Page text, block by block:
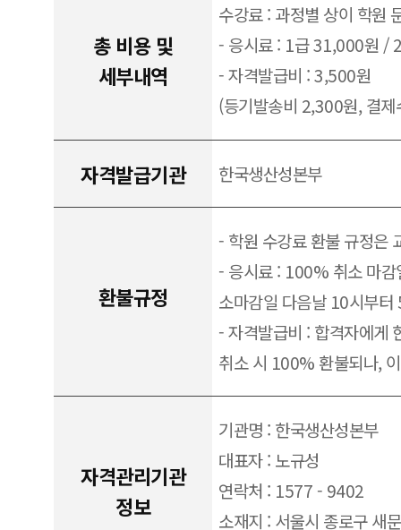
총 비용 및
세부내역
수강료 : 과정별 상이 학원
- 응시료 : 1급 31,000원 /
- 자격발급비 : 3,500원
(등기발송비 2,300원, 결
자격발급기관 한국생산성본부
환불규정
- 학원 수강료 환불 규정은
- 응시료 : 100% 취소 마
소마감일 다음날 10시부
- 자격발급비 : 합격자에게
취소 시 100% 환불되나,
자격관리기관
정보
기관명 : 한국생산성본부
대표자 : 노규성
연락처 : 1577 - 9402
소재지 : 서울시 종로구 새